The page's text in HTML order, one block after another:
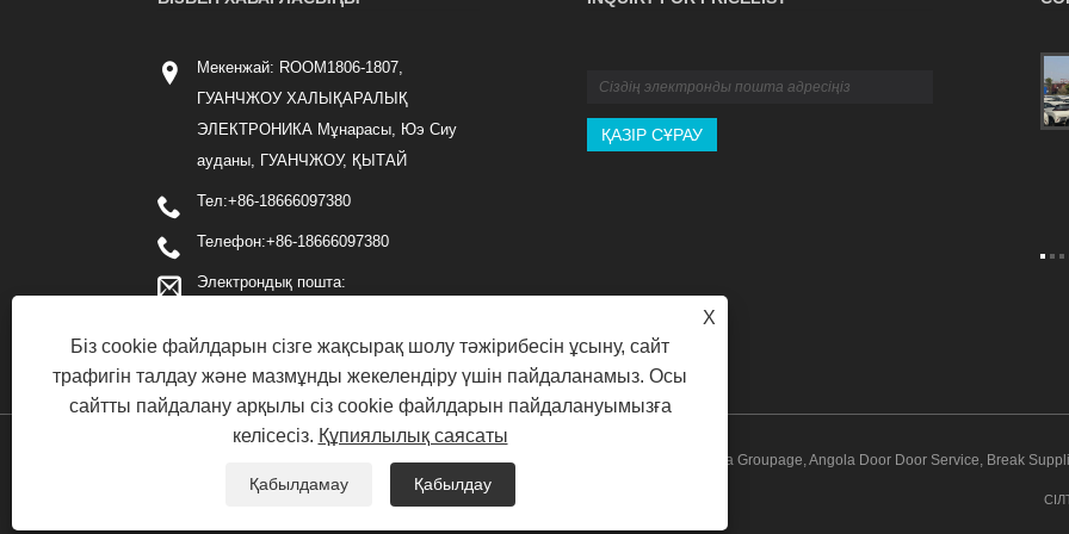
Мекенжай: ROOM1806-1807,
ГУАНЧЖОУ ХАЛЫҚАРАЛЫҚ
ЭЛЕКТРОНИКА Мұнарасы, Юэ Сиу
ауданы, ГУАНЧЖОУ, ҚЫТАЙ
Тел:+86-18666097380
Телефон:+86-18666097380
Электрондық пошта:
B2B нұсқаулығы: қамту, саясаттар және
2026/04/16
жөнелтілімдерді қалай дұрыс сақтандыруға болатынын
біліңіз және табысыңызды қорғаңыз.
Copyright 2020 GUANCHHOU SPEED INT'L FREIGHT FORWARDING CO.,LTD. - Angola Groupage, Angola Door Door Service, Break
X
Біз cookie файлдарын сізге жақсырақ шолу тәжірибесін ұсыну, сайт
трафигін талдау және мазмұнды жекелендіру үшін пайдаланамыз. Осы
сайтты пайдалану арқылы сіз cookie файлдарын пайдалануымызға
келісесіз. Құпиялылық саясаты
Қабылдамау Қабылдау